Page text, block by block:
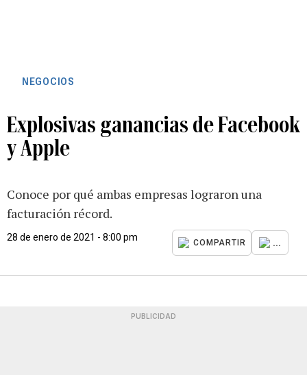
NEGOCIOS
Explosivas ganancias de Facebook
y Apple
Conoce por qué ambas empresas lograron una
facturación récord.
28 de enero de 2021 - 8:00 pm
COMPARTIR ...
PUBLICIDAD